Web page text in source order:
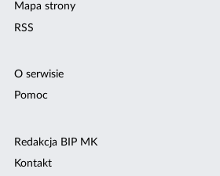
Mapa strony
RSS
O serwisie
Pomoc
Redakcja BIP MK
Kontakt